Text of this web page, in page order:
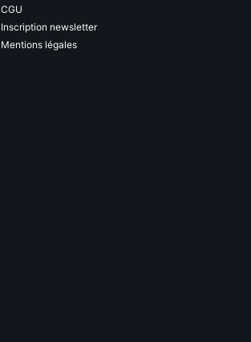
CGU
Inscription newsletter
Mentions légales